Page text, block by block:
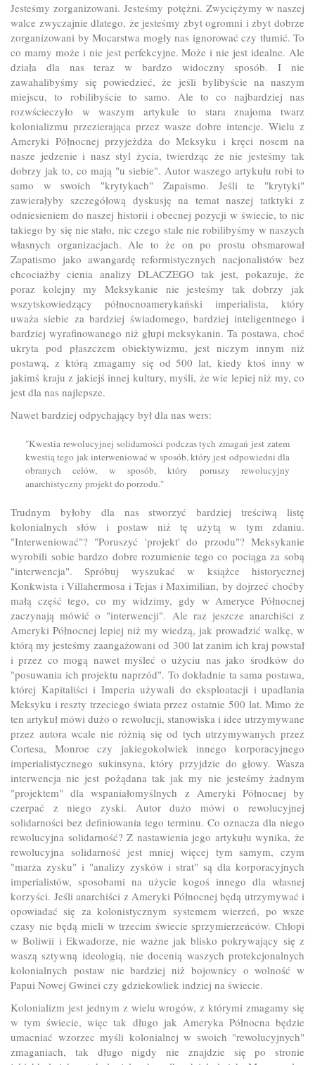
Jesteśmy zorganizowani. Jesteśmy potężni. Zwyciężymy w naszej
walce zwyczajnie dlatego, że jesteśmy zbyt ogromni i zbyt dobrze
zorganizowani by Mocarstwa mogły nas ignorować czy tłumić. To
co mamy może i nie jest perfekcyjne. Może i nie jest idealne. Ale
działa dla nas teraz w bardzo widoczny sposób. I nie
zawahalibyśmy się powiedzieć, że jeśli bylibyście na naszym
miejscu, to robilibyście to samo. Ale to co najbardziej nas
rozwścieczyło w waszym artykule to stara znajoma twarz
kolonializmu przezierająca przez wasze dobre intencje. Wielu z
Ameryki Północnej przyjeżdża do Meksyku i kręci nosem na
nasze jedzenie i nasz styl życia, twierdząc że nie jesteśmy tak
dobrzy jak to, co mają "u siebie". Autor waszego artykułu robi to
samo w swoich "krytykach" Zapaismo. Jeśli te "krytyki"
zawierałyby szczegółową dyskusję na temat naszej tatktyki z
odniesieniem do naszej historii i obecnej pozycji w świecie, to nic
takiego by się nie stało, nic czego stale nie robilibyśmy w naszych
własnych organizacjach. Ale to że on po prostu obsmarował
Zapatismo jako awangardę reformistycznych nacjonalistów bez
chcociażby cienia analizy DLACZEGO tak jest, pokazuje, że
poraz kolejny my Meksykanie nie jesteśmy tak dobrzy jak
wszytskowiedzący północnoamerykański imperialista, który
uważa siebie za bardziej świadomego, bardziej inteligentnego i
bardziej wyrafinowanego niż głupi meksykanin. Ta postawa, choć
ukryta pod płaszczem obiektywizmu, jest niczym innym niż
postawą, z którą zmagamy się od 500 lat, kiedy ktoś inny w
jakimś kraju z jakiejś innej kultury, myśli, że wie lepiej niż my, co
jest dla nas najlepsze.
Nawet bardziej odpychający był dla nas wers:
"Kwestia rewolucyjnej solidarności podczas tych zmagań jest zatem
kwestią tego jak interweniować w sposób, który jest odpowiedni dla
obranych celów, w sposób, który poruszy rewolucyjny
anarchistyczny projekt do porzodu."
Trudnym byłoby dla nas stworzyć bardziej treściwą listę
kolonialnych słów i postaw niż tę użytą w tym zdaniu.
"Interweniować"? "Poruszyć 'projekt' do przodu"? Meksykanie
wyrobili sobie bardzo dobre rozumienie tego co pociąga za sobą
"interwencja". Spróbuj wyszukać w książce historycznej
Konkwista i Villahermosa i Tejas i Maximilian, by dojrzeć choćby
małą część tego, co my widzimy, gdy w Ameryce Północnej
zaczynają mówić o "interwencji". Ale raz jeszcze anarchiści z
Ameryki Północnej lepiej niż my wiedzą, jak prowadzić walkę, w
którą my jesteśmy zaangażowani od 300 lat zanim ich kraj powstał
i przez co mogą nawet myśleć o użyciu nas jako środków do
"posuwania ich projektu naprzód". To dokładnie ta sama postawa,
której Kapitaliści i Imperia używali do eksploatacji i upadlania
Meksyku i reszty trzeciego świata przez ostatnie 500 lat. Mimo że
ten artykuł mówi dużo o rewolucji, stanowiska i idee utrzymywane
przez autora wcale nie różnią się od tych utrzymywanych przez
Cortesa, Monroe czy jakiegokolwiek innego korporacyjnego
imperialistycznego sukinsyna, który przyjdzie do głowy. Wasza
interwencja nie jest pożądana tak jak my nie jesteśmy żadnym
"projektem" dla wspaniałomyślnych z Ameryki Północnej by
czerpać z niego zyski. Autor dużo mówi o rewolucyjnej
solidarności bez definiowania tego terminu. Co oznacza dla niego
rewolucyjna solidarność? Z nastawienia jego artykułu wynika, że
rewolucyjna solidarność jest mniej więcej tym samym, czym
"marża zysku" i "analizy zysków i strat" są dla korporacyjnych
imperialistów, sposobami na użycie kogoś innego dla własnej
korzyści. Jeśli anarchiści z Ameryki Północnej będą utrzymywać i
opowiadać się za kolonistycznym systemem wierzeń, po wsze
czasy nie będą mieli w trzecim świecie sprzymierzeńców. Chłopi
w Boliwii i Ekwadorze, nie ważne jak blisko pokrywający się z
waszą sztywną ideologią, nie docenią waszych protekcjonalnych
kolonialnych postaw nie bardziej niż bojownicy o wolność w
Papui Nowej Gwinei czy gdziekowliek indziej na świecie.
Kolonializm jest jednym z wielu wrogów, z którymi zmagamy się
w tym świecie, więc tak długo jak Ameryka Północna będzie
umacniać wzorzec myśli kolonialnej w swoich "rewolucyjnych"
zmaganiach, tak długo nigdy nie znajdzie się po stronie